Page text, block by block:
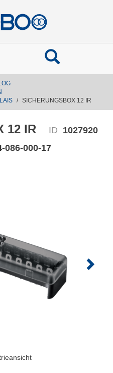
SICHERUNGSBOX 12 IR
12 IR ID 1027920
086-000-17